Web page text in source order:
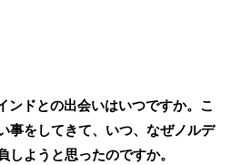
ンドとの出会いはいつですか。こ
事をしてきて、いつ、なぜノルデ
しようと思ったのですか。